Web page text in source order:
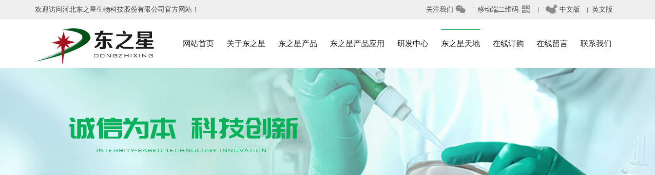
欢迎访问河北东之星生物科技股份有限公司官方网站！ 关注我们  移动端二维码   中文版 英文版
网站首页 关于东之星 东之星产品 东之星产品应用 研发中心 东之星天地 在线订购 在线留言 联系我们